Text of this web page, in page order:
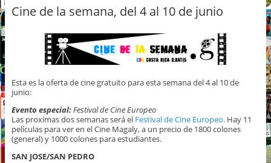
Cine de la semana, del 4 al 10 de junio
Esta es la oferta de cine gratuito para esta semana del 4 al 10 de
junio:
Evento especial:Festival de Cine Europeo
Las proximas dos semanas será el Festival de Cine Europeo. Hay 11
películas para ver en el Cine Magaly, a un precio de 1800 colones
(general) y 1000 colones para estudiantes.
SAN JOSE/SAN PEDRO